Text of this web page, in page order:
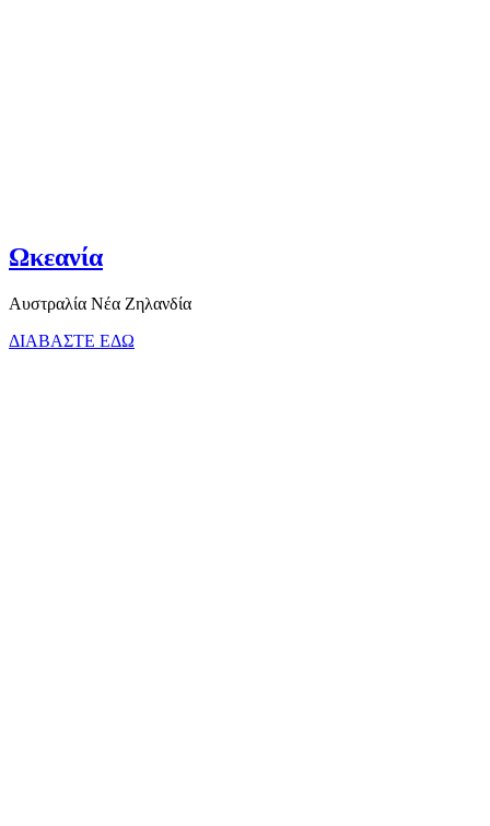
Ωκεανία
Αυστραλία Νέα Ζηλανδία
ΔΙΑΒΑΣΤΕ ΕΔΩ